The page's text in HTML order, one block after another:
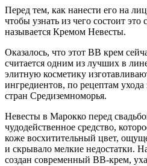
Перед тем, как нанести его на
чтобы узнать из чего состоит
называется Кремом Невесты.
Оказалось, что этот ВВ крем
считается одним из лучших в
элитную косметику
ингредиентов, по рецептам
стран Средиземноморья.
Невесты в Марокко перед
чудодейственное средство,
коже восхитительный цвет,
и скрывало мелкие недостатки.
создан современный ВВ-крем,